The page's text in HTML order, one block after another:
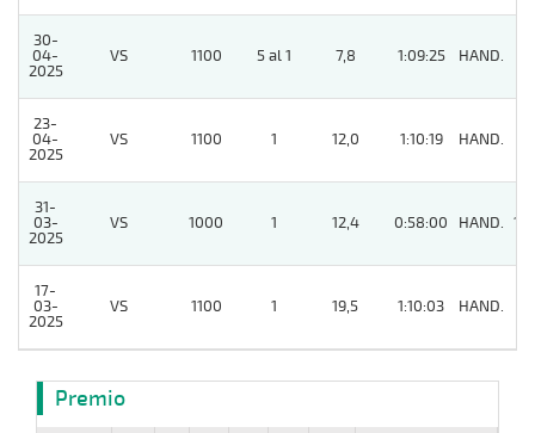
30-
04-
2025
VS 1100 5 al 1 7,8 1:09:25 HAND.
23-
04-
2025
VS 1100 1 12,0 1:10:19 HAND.
31-
03-
2025
VS 1000 1 12,4 0:58:00 HAND. 10
17-
03-
2025
VS 1100 1 19,5 1:10:03 HAND.
Premio